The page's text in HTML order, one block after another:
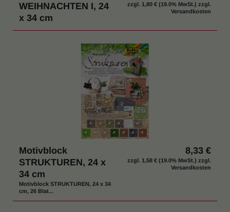
WEIHNACHTEN I, 24
x 34 cm
zzgl. 1,80 € (19.0% MwSt.) zzgl.
Versandkosten
Motivblock
STRUKTUREN, 24 x
34 cm
Motivblock STRUKTUREN, 24 x 34
cm, 26 Blat...
8,33 €
zzgl. 1,58 € (19.0% MwSt.) zzgl.
Versandkosten